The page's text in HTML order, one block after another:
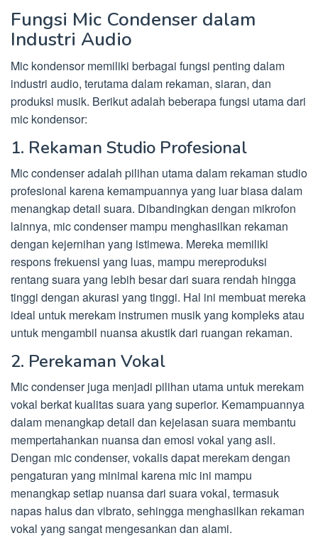
Fungsi Mic Condenser dalam
Industri Audio
Mic kondensor memiliki berbagai fungsi penting dalam
industri audio, terutama dalam rekaman, siaran, dan
produksi musik. Berikut adalah beberapa fungsi utama dari
mic kondensor:
1. Rekaman Studio Profesional
Mic condenser adalah pilihan utama dalam rekaman studio
profesional karena kemampuannya yang luar biasa dalam
menangkap detail suara. Dibandingkan dengan mikrofon
lainnya, mic condenser mampu menghasilkan rekaman
dengan kejernihan yang istimewa. Mereka memiliki
respons frekuensi yang luas, mampu mereproduksi
rentang suara yang lebih besar dari suara rendah hingga
tinggi dengan akurasi yang tinggi. Hal ini membuat mereka
ideal untuk merekam instrumen musik yang kompleks atau
untuk mengambil nuansa akustik dari ruangan rekaman.
2. Perekaman Vokal
Mic condenser juga menjadi pilihan utama untuk merekam
vokal berkat kualitas suara yang superior. Kemampuannya
dalam menangkap detail dan kejelasan suara membantu
mempertahankan nuansa dan emosi vokal yang asli.
Dengan mic condenser, vokalis dapat merekam dengan
pengaturan yang minimal karena mic ini mampu
menangkap setiap nuansa dari suara vokal, termasuk
napas halus dan vibrato, sehingga menghasilkan rekaman
vokal yang sangat mengesankan dan alami.